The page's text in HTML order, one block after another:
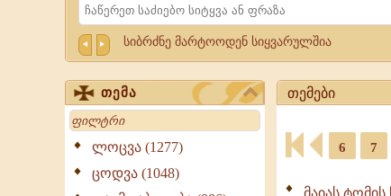
Search
სიბრძნე მარტოოდენ სიყვარულშია
თემა
Search
ლოცვა (1277)
ცოდვა (1048)
თემები
6 7
მაიას